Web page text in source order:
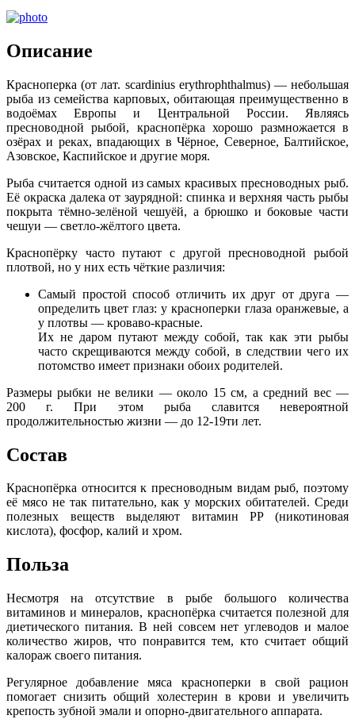
Описание
Красноперка (от лат. scardinius erythrophthalmus) — небольшая
рыба из семейства карповых, обитающая преимущественно в
водоёмах Европы и Центральной России. Являясь
пресноводной рыбой, краснопёрка хорошо размножается в
озёрах и реках, впадающих в Чёрное, Северное, Балтийское,
Азовское, Каспийское и другие моря.
Рыба считается одной из самых красивых пресноводных рыб.
Её окраска далека от заурядной: спинка и верхняя часть рыбы
покрыта тёмно-зелёной чешуёй, а брюшко и боковые части
чешуи — светло-жёлтого цвета.
Краснопёрку часто путают с другой пресноводной рыбой
плотвой, но у них есть чёткие различия:
Самый простой способ отличить их друг от друга —
определить цвет глаз: у красноперки глаза оранжевые, а
у плотвы — кроваво-красные.
Их не даром путают между собой, так как эти рыбы
часто скрещиваются между собой, в следствии чего их
потомство имеет признаки обоих родителей.
Размеры рыбки не велики — около 15 см, а средний вес —
200 г. При этом рыба славится невероятной
продолжительностью жизни — до 12-19ти лет.
Состав
Краснопёрка относится к пресноводным видам рыб, поэтому
её мясо не так питательно, как у морских обитателей. Среди
полезных веществ выделяют витамин PP (никотиновая
кислота), фосфор, калий и хром.
Польза
Несмотря на отсутствие в рыбе большого количества
витаминов и минералов, краснопёрка считается полезной для
диетического питания. В ней совсем нет углеводов и малое
количество жиров, что понравится тем, кто считает общий
калораж своего питания.
Регулярное добавление мяса красноперки в свой рацион
помогает снизить общий холестерин в крови и увеличить
крепость зубной эмали и опорно-двигательного аппарата.